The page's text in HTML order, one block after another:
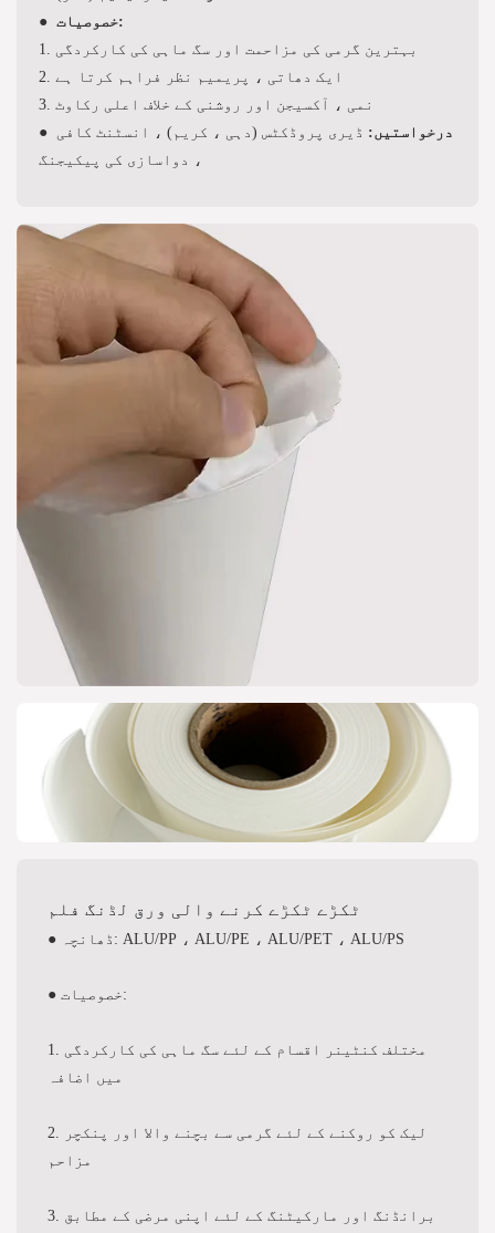
●
خصوصیات:
1. بہترین گرمی کی مزاحمت اور سگ ماہی کی کارکردگی
2. ایک دھاتی ، پریمیم نظر فراہم کرتا ہے
3. نمی ، آکسیجن اور روشنی کے خلاف اعلی رکاوٹ
●
درخواستیں: ڈیری پروڈکٹس (دہی ، کریم) ، انسٹنٹ کافی
، دواسازی کی پیکیجنگ
ٹکڑے ٹکڑے کرنے والی ورق لڈنگ فلم
● ڈھانچہ: ALU/PP ، ALU/PE ، ALU/PET ، ALU/PS
● خصوصیات:
1. مختلف کنٹینر اقسام کے لئے سگ ماہی کی کارکردگی
میں اضافہ
2. لیک کو روکنے کے لئے گرمی سے بچنے والا اور پنکچر
مزاحم
3. برانڈنگ اور مارکیٹنگ کے لئے اپنی مرضی کے مطابق